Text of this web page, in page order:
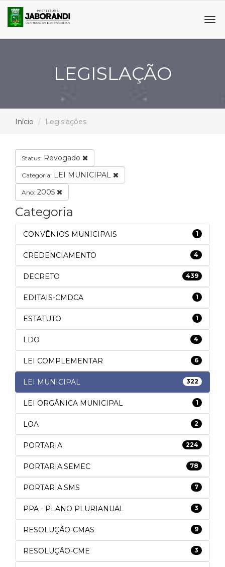
LEGISLAÇÃO
Início Legislações
Status: Revogado
Categoria: LEI MUNICIPAL
Ano: 2005
Categoria
CONVÊNIOS MUNICIPAIS 1
CREDENCIAMENTO 4
DECRETO 439
EDITAIS-CMDCA 1
ESTATUTO 1
LDO 4
LEI COMPLEMENTAR 6
LEI MUNICIPAL 322
LEI ORGÂNICA MUNICIPAL 1
LOA 2
PORTARIA 224
PORTARIA.SEMEC 78
PORTARIA.SMS 7
PPA - PLANO PLURIANUAL 3
RESOLUÇÃO-CMAS 9
RESOLUÇÃO-CME 3